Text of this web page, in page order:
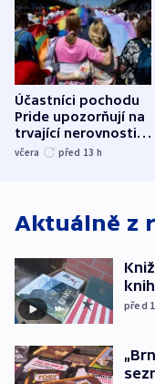
Účastníci pochodu
Pride upozorňují na
trvající nerovnosti i
společenskou
včera před 13 h
Aktuálně z
před